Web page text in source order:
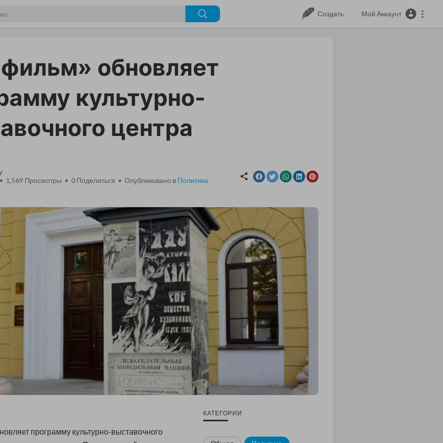
Создать Мой Аккаунт
обновляет
культурно-
центра
1,569 Просмотры • 0 Поделиться • Опубликовано в Политика
программу культурно-выставочного
КАТЕГОРИИ